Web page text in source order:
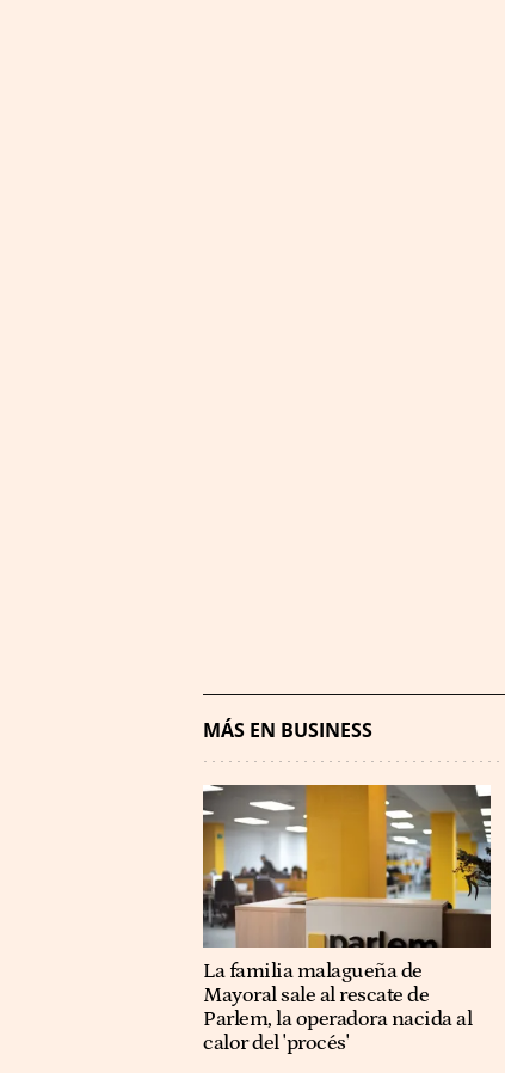
MÁS EN BUSINESS
La familia malagueña de
Mayoral sale al rescate de
Parlem, la operadora nacida al
calor del 'procés'